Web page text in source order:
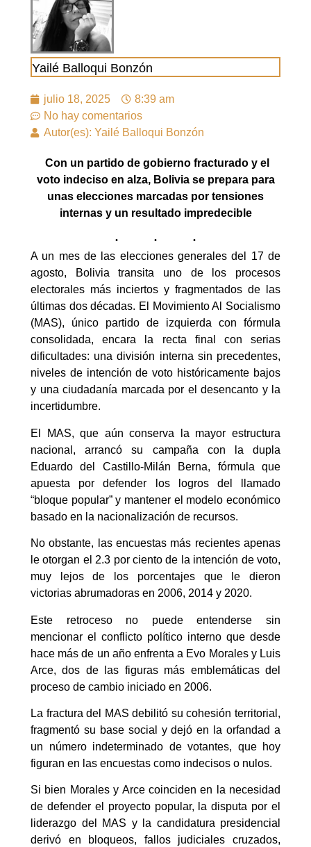
Yailé Balloqui Bonzón
julio 18, 2025
8:39 am
No hay comentarios
Autor(es): Yailé Balloqui Bonzón
Con un partido de gobierno fracturado y el
voto indeciso en alza, Bolivia se prepara para
unas elecciones marcadas por tensiones
internas y un resultado impredecible
A un mes de las elecciones generales del 17 de
agosto, Bolivia transita uno de los procesos
electorales más inciertos y fragmentados de las
últimas dos décadas. El Movimiento Al Socialismo
(MAS), único partido de izquierda con fórmula
consolidada, encara la recta final con serias
dificultades: una división interna sin precedentes,
niveles de intención de voto históricamente bajos
y una ciudadanía marcada por el desencanto y la
incertidumbre.
El MAS, que aún conserva la mayor estructura
nacional, arrancó su campaña con la dupla
Eduardo del Castillo-Milán Berna, fórmula que
apuesta por defender los logros del llamado
“bloque popular” y mantener el modelo económico
basado en la nacionalización de recursos.
No obstante, las encuestas más recientes apenas
le otorgan el 2.3 por ciento de la intención de voto,
muy lejos de los porcentajes que le dieron
victorias abrumadoras en 2006, 2014 y 2020.
Este retroceso no puede entenderse sin
mencionar el conflicto político interno que desde
hace más de un año enfrenta a Evo Morales y Luis
Arce, dos de las figuras más emblemáticas del
proceso de cambio iniciado en 2006.
La fractura del MAS debilitó su cohesión territorial,
fragmentó su base social y dejó en la orfandad a
un número indeterminado de votantes, que hoy
figuran en las encuestas como indecisos o nulos.
Si bien Morales y Arce coinciden en la necesidad
de defender el proyecto popular, la disputa por el
liderazgo del MAS y la candidatura presidencial
derivó en bloqueos, fallos judiciales cruzados,